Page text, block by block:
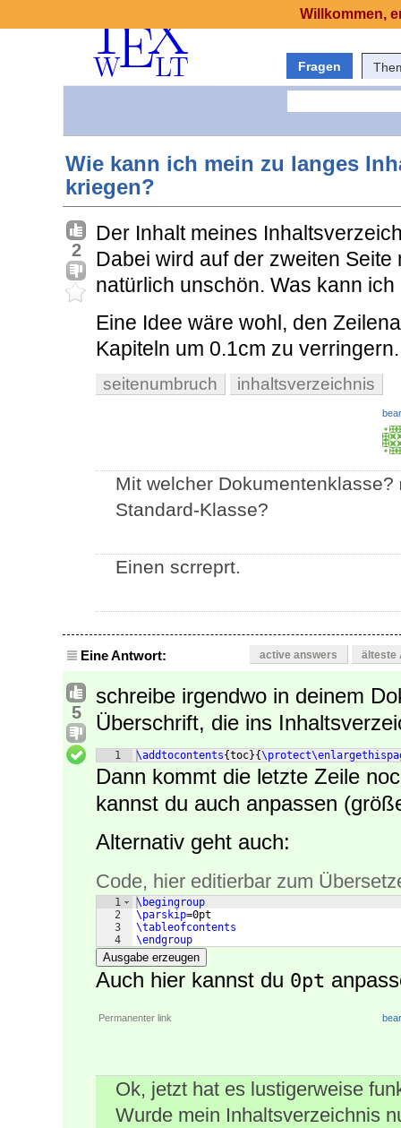
Fragen
Wie kann ich mein zu langes
kriegen?
2
Der Inhalt meines
Dabei wird auf der zweiten
natürlich unschön. Was kann
Eine Idee wäre wohl, den
Kapiteln um 0.1cm zu
seitenumbruch inhaltsverzeichnis
Mit welcher Dokumentenklasse?
Standard-Klasse?
Einen scrreprt.
Eine Antwort: active answers älteste
5
schreibe irgendwo in deinem
Überschrift, die ins
1 \addtocontents{toc}{
Dann kommt die letzte Zeile
kannst du auch anpassen
Alternativ geht auch:
Code, hier editierbar zum
1
2
3
4
\begingroup
\parskip=0pt
\tableofcontents
\endgroup
Ausgabe erzeugen
Auch hier kannst du 0pt
Permanenter link
Ok, jetzt hat es lustigerweise
Wurde mein Inhaltsverzeichnis
Willkommen,